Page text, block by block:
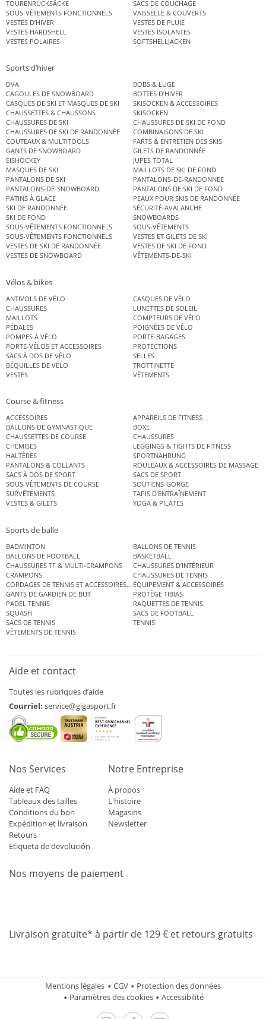
TOURENRUCKSÄCKE
SACS DE COUCHAGE
SOUS-VÊTEMENTS FONCTIONNELS
VAISSELLE & COUVERTS
VESTES D’HIVER
VESTES DE PLUIE
VESTES HARDSHELL
VESTES ISOLANTES
VESTES POLAIRES
SOFTSHELLJACKEN
Sports d’hiver
DVA
BOBS & LUGE
CAGOULES DE SNOWBOARD
BOTTES D’HIVER
CASQUES DE SKI ET MASQUES DE SKI
SKISOCKEN & ACCESSOIRES
CHAUSSETTES & CHAUSSONS
SKISOCKEN
CHAUSSURES DE SKI
CHAUSSURES DE SKI DE FOND
CHAUSSURES DE SKI DE RANDONNÉE
COMBINAISONS DE SKI
COUTEAUX & MULTITOOLS
FARTS & ENTRETIEN DES SKIS
GANTS DE SNOWBOARD
GILETS DE RANDONNÉE
EISHOCKEY
JUPES TOTAL
MASQUES DE SKI
MAILLOTS DE SKI DE FOND
PANTALONS DE SKI
PANTALONS-DE-RANDONNEE
PANTALONS-DE-SNOWBOARD
PANTALONS DE SKI DE FOND
PATINS À GLACE
PEAUX POUR SKIS DE RANDONNÉE
SKI DE RANDONNÉE
SÉCURITÉ-AVALANCHE
SKI DE FOND
SNOWBOARDS
SOUS-VÊTEMENTS FONCTIONNELS
SOUS-VÊTEMENTS
SOUS-VÊTEMENTS FONCTIONNELS
VESTES ET GILETS DE SKI
VESTES DE SKI DE RANDONNÉE
VESTES DE SKI DE FOND
VESTES DE SNOWBOARD
VÊTEMENTS-DE-SKI
Vélos & bikes
ANTIVOLS DE VÉLO
CASQUES DE VÉLO
CHAUSSURES
LUNETTES DE SOLEIL
MAILLOTS
COMPTEURS DE VÉLO
PÉDALES
POIGNÉES DE VÉLO
POMPES À VÉLO
PORTE-BAGAGES
PORTE-VÉLOS ET ACCESSOIRES
PROTECTIONS
SACS À DOS DE VÉLO
SELLES
BÉQUILLES DE VÉLO
TROTTINETTE
VESTES
VÊTEMENTS
Course & fitness
ACCESSOIRES
APPAREILS DE FITNESS
BALLONS DE GYMNASTIQUE
BOXE
CHAUSSETTES DE COURSE
CHAUSSURES
CHEMISES
LEGGINGS & TIGHTS DE FITNESS
HALTÈRES
SPORTNAHRUNG
PANTALONS & COLLANTS
ROULEAUX & ACCESSOIRES DE MASSAGE
SACS À DOS DE SPORT
SACS DE SPORT
SOUS-VÊTEMENTS DE COURSE
SOUTIENS-GORGE
SURVÊTEMENTS
TAPIS D’ENTRAÎNEMENT
VESTES & GILETS
YOGA & PILATES
Sports de balle
BADMINTON
BALLONS DE TENNIS
BALLONS DE FOOTBALL
BASKETBALL
CHAUSSURES TF & MULTI-CRAMPONS
CHAUSSURES D’INTÉRIEUR
CRAMPONS
CHAUSSURES DE TENNIS
CORDAGES DE TENNIS ET ACCESSOIRES DE TENNISÉQUIPEMENT & ACCESSOIRES
GANTS DE GARDIEN DE BUT
PROTÈGE TIBIAS
PADEL TENNIS
RAQUETTES DE TENNIS
SQUASH
SACS DE FOOTBALL
SACS DE TENNIS
TENNIS
VÊTEMENTS DE TENNIS
Aide et contact
Toutes les rubriques d’aide
Courriel: service@gigasport.fr
Nos Services
Aide et FAQ
Tableaux des tailles
Conditions du bon
Expédition et livraison
Retours
Etiqueta de devolución
Notre Entreprise
À propos
L'histoire
Magasins
Newsletter
Nos moyens de paiement
Livraison gratuite* à partir de 129 € et retours gratuits
Mentions légales CGV
Protection des données
Paramètres des cookies
Accessibilité